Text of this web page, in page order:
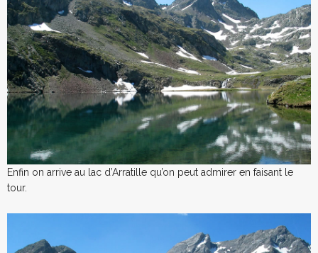
Enfin on arrive au lac d’Arratille qu’on peut admirer en faisant le
tour.